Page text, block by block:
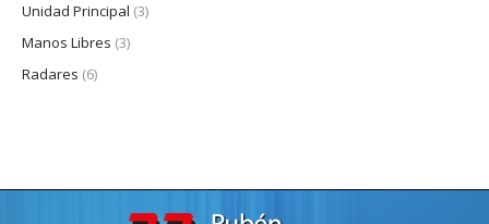
Unidad Principal (3)
Manos Libres (3)
Radares (6)